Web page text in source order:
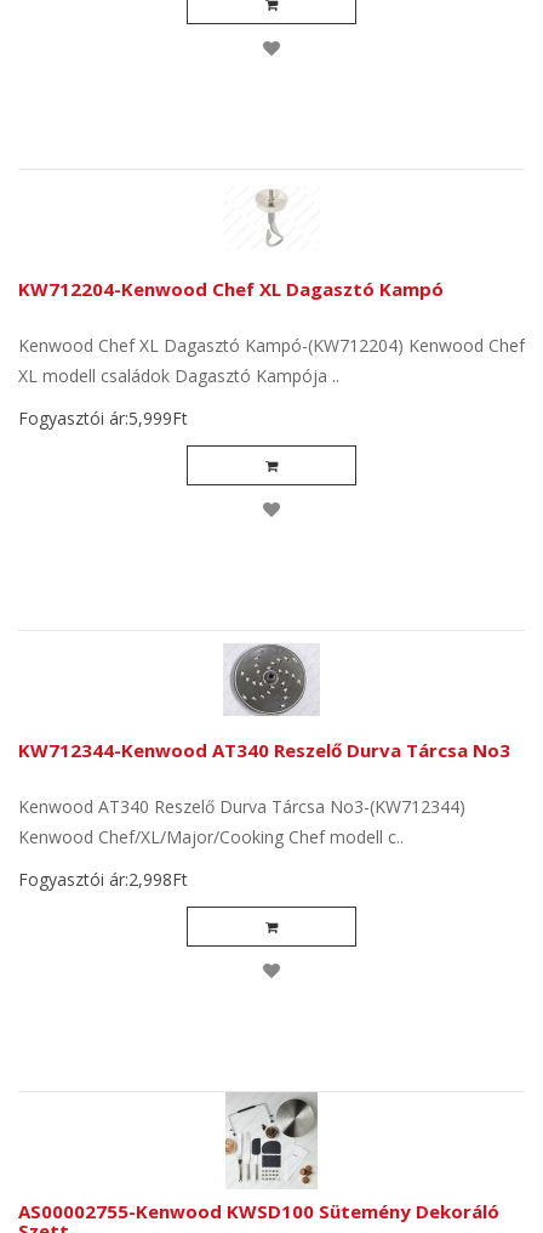
KW712204-Kenwood Chef XL Dagasztó Kampó
Kenwood Chef XL Dagasztó Kampó-(KW712204) Kenwood Chef
XL modell családok Dagasztó Kampója ..
Fogyasztói ár:5,999Ft
KW712344-Kenwood AT340 Reszelő Durva Tárcsa No3
Kenwood AT340 Reszelő Durva Tárcsa No3-(KW712344)
Kenwood Chef/XL/Major/Cooking Chef modell c..
Fogyasztói ár:2,998Ft
AS00002755-Kenwood KWSD100 Sütemény Dekoráló